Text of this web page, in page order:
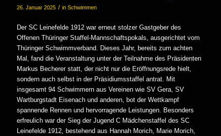
26. Januar 2025 / in Schwimmen
Der SC Leinefelde 1912 war erneut stolzer Gastgeber des
Offenen Thüringer Staffel-Mannschaftspokals, ausgerichtet vom
Thüringer Schwimmverband. Dieses Jahr, bereits zum achten
Mal, fand die Veranstaltung unter der Teilnahme des Präsidenten
Markus Becherer statt, der nicht nur die Eröffnungsrede hielt,
sondern auch selbst in der Präsidiumsstaffel antrat. Mit
insgesamt 94 Schwimmern aus Vereinen wie SV Gera, SV
Wartburgstadt Eisenach und anderen, bot der Wettkampf
spannende Rennen und hervorragende Leistungen. Besonders
erfreulich war der Sieg der Jugend C Mädchenstaffel des SC
Leinefelde 1912, bestehend aus Hannah Morich, Marie Morich,